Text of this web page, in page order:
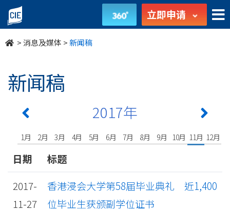
undefined 立即申请
>消息及媒体 >新闻稿
新闻稿
2017年
1月 2月 3月 4月 5月 6月 7月 8月 9月 10月 11月 12月
日期
标题
2017-
11-27
香港浸会大学第58届毕业典礼 近1,400
位毕业生获颁副学位证书